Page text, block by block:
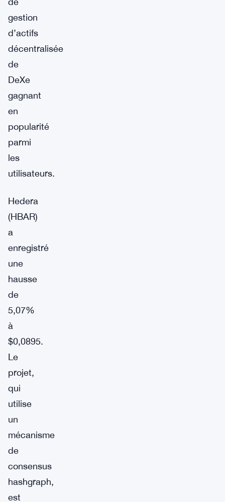
gestion
d’actifs
décentralisée
de
DeXe
gagnant
en
popularité
parmi
les
utilisateurs.
Hedera
(HBAR)
a
enregistré
une
hausse
de
5,07%
à
$0,0895.
Le
projet,
qui
utilise
un
mécanisme
de
consensus
hashgraph,
est